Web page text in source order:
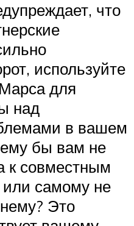
что
используйте
для
над
в вашем
бы вам не
к совместным
или самому не
Это